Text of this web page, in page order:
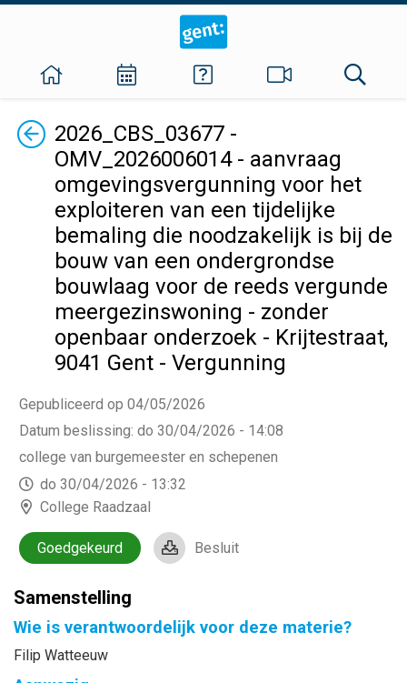
Terug2026_CBS_03677 -
OMV_2026006014 - aanvraag
omgevingsvergunning voor het
exploiteren van een tijdelijke
bemaling die noodzakelijk is bij de
bouw van een ondergrondse
bouwlaag voor de reeds vergunde
meergezinswoning - zonder
openbaar onderzoek - Krijtestraat,
9041 Gent - Vergunning
Gepubliceerd op 04/05/2026
Datum beslissing: do 30/04/2026 - 14:08
college van burgemeester en schepenen
do 30/04/2026 - 13:32
College Raadzaal
Goedgekeurd Besluit
Samenstelling
Wie is verantwoordelijk voor deze materie?
Filip Watteeuw